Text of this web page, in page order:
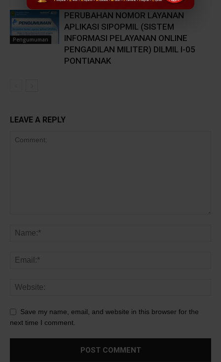
Pengumuman
PERUBAHAN NOMOR LAYANAN
APLIKASI SIPOPMIL (SISTEM
INFORMASI PELAYANAN ONLINE
PENGADILAN MILITER) DILMIL I-05
PONTIANAK
LEAVE A REPLY
Save my name, email, and website in this browser for the
next time I comment.